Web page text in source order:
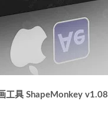
工具 ShapeMonkey v1.08